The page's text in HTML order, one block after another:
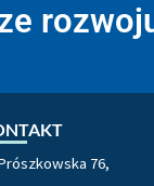
76,